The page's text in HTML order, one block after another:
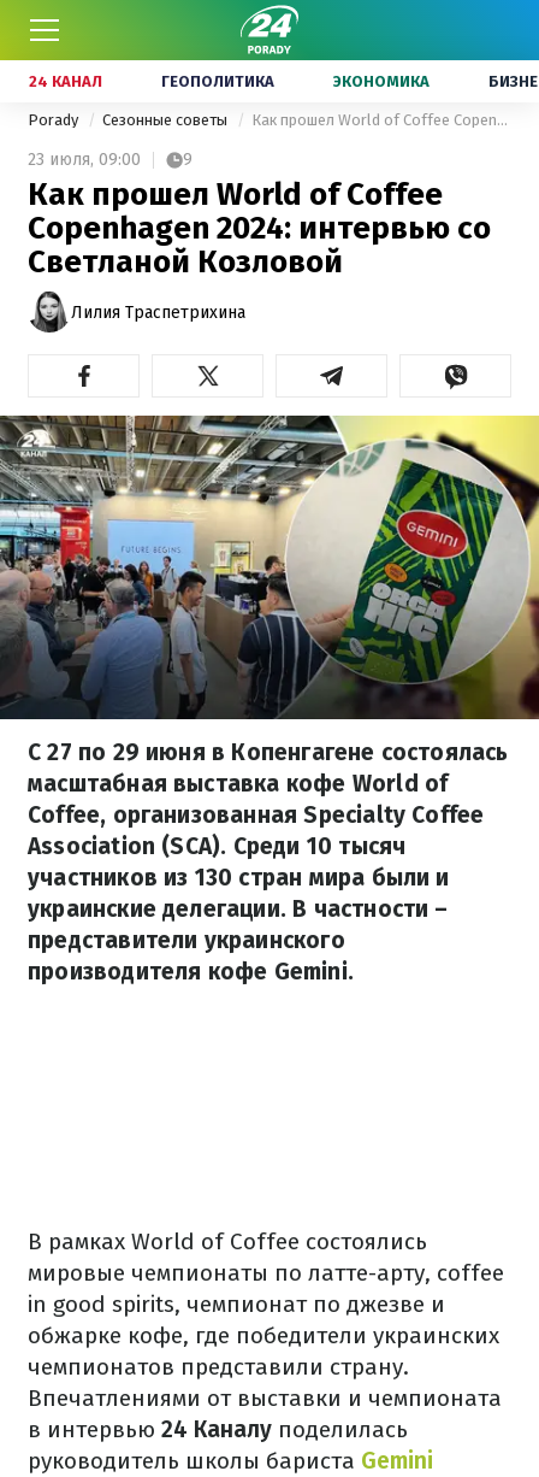
24 КАНАЛ ГЕОПОЛИТИКА ЭКОНОМИКА
Porady Сезонные советы Как прошел World of Coffee Copenhagen 2024: интервью со Светланой Козловой
23 июля, 09:00 9
Как прошел World of Coffee
Copenhagen 2024: интервью со
Светланой Козловой
Лилия Траспетрихина
С 27 по 29 июня в Копенгагене состоялась
масштабная выставка кофе World of
Coffee, организованная Specialty Coffee
Association (SCA). Среди 10 тысяч
участников из 130 стран мира были и
украинские делегации. В частности –
представители украинского
производителя кофе Gemini.
В рамках World of Coffee состоялись
мировые чемпионаты по латте-арту, coffee
in good spirits, чемпионат по джезве и
обжарке кофе, где победители украинских
чемпионатов представили страну.
Впечатлениями от выставки и чемпионата
в интервью 24 Каналу поделилась
руководитель школы бариста Gemini